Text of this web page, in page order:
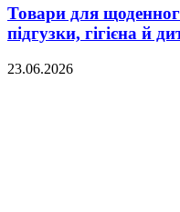
Товари для
підгузки, гігієна й
23.06.2026